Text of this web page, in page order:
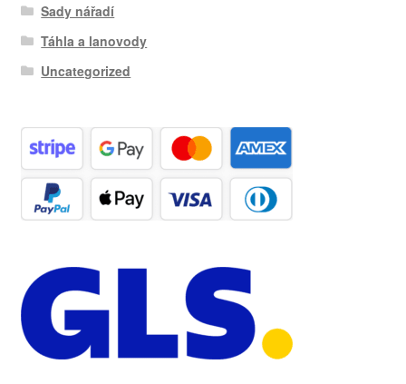
Sady nářadí
Táhla a lanovody
Uncategorized